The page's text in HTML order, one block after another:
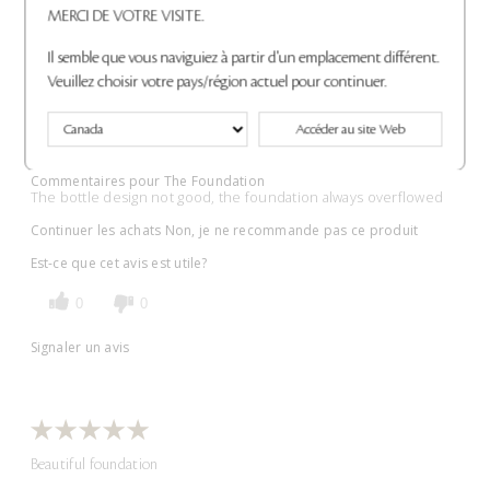
Par Nancy
Undisclosed
Evaluer à
Commentaires pour The Foundation
The bottle design not good, the foundation always overflowed
Continuer les achats Non, je ne recommande pas ce produit
Est-ce que cet avis est utile?
0 0
Signaler un avis
Beautiful foundation
MERCI DE VOTRE VISITE.
Il semble que vous naviguiez à partir d'un emplacement différent.
Veuillez choisir votre pays/région actuel pour continuer.
Accéder au site Web